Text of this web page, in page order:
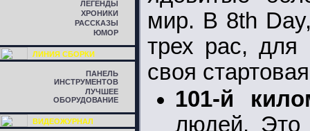
ЛЕГЕНДЫ
ХРОНИКИ
РАССКАЗЫ
ЮМОР
ЛИНИЯ СБОРКИ
ПАНЕЛЬ
ИНСТРУМЕНТОВ
ЛУЧШЕЕ
ОБОРУДОВАНИЕ
ВИДЕОЖУРНАЛ
мир. В 8th
трех рас, для
своя
101-й
людей. Это